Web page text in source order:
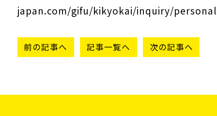
japan.com/gifu/kikyokai/inquiry/
前の記事へ 記事一覧へ 次の記事へ